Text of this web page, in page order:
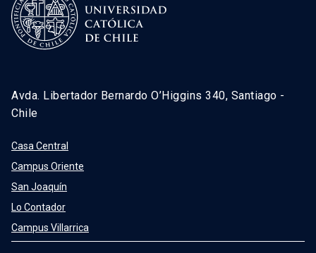
Avda. Libertador Bernardo O’Higgins 340, Santiago -
Chile
Casa Central
Campus Oriente
San Joaquín
Lo Contador
Campus Villarrica